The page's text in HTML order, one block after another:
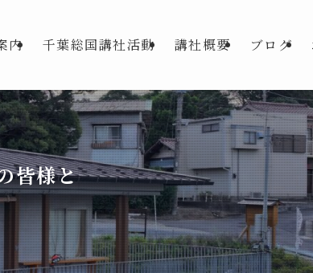
内 千葉総国講社活動 講社概要 ブログ
皆様と